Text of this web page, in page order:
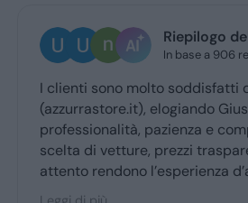
Riepilogo della revisione
In base a 906 recensioni
molto soddisfatti di Azzurra Store
elogiando Giuseppe per la sua
pazienza e competenza. Ampia
prezzi trasparenti e servizio
l’esperienza d’acquisto fluida e
la maggior parte degli utenti.